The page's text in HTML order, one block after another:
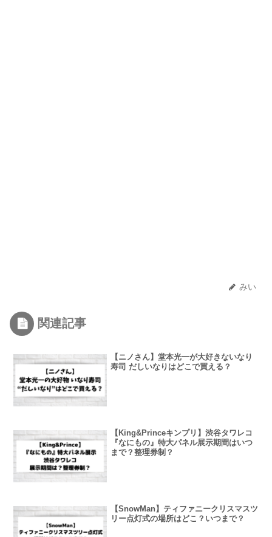
みい
関連記事
【ニノさん】堂本光一が大好きないなり
寿司 だしいなりはどこで買える？
【King&Princeキンプリ】渋谷タワレコ
『なにもの』特大パネル展示期間はいつ
まで？整理券制？
【SnowMan】ティファニークリスマスツ
リー点灯式の場所はどこ？いつまで？